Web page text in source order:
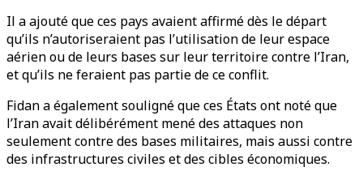
Il a ajouté que ces pays avaient affirmé dès le départ
qu’ils n’autoriseraient pas l’utilisation de leur espace
aérien ou de leurs bases sur leur territoire contre l’Iran,
et qu’ils ne feraient pas partie de ce conflit.
Fidan a également souligné que ces États ont noté que
l’Iran avait délibérément mené des attaques non
seulement contre des bases militaires, mais aussi contre
des infrastructures civiles et des cibles économiques.